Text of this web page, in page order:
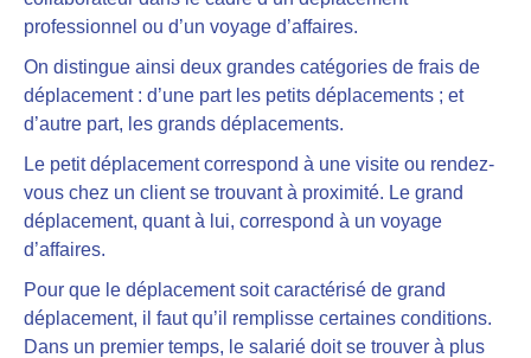
professionnel ou d’un voyage d’affaires.
On distingue ainsi deux grandes catégories de frais de
déplacement : d’une part les petits déplacements ; et
d’autre part, les grands déplacements.
Le petit déplacement correspond à une visite ou rendez-
vous chez un client se trouvant à proximité. Le grand
déplacement, quant à lui, correspond à un voyage
d’affaires.
Pour que le déplacement soitcaractérisé de grand
déplacement, il faut qu’il remplisse certaines conditions.
Dans un premier temps, le salarié doit se trouver à plus